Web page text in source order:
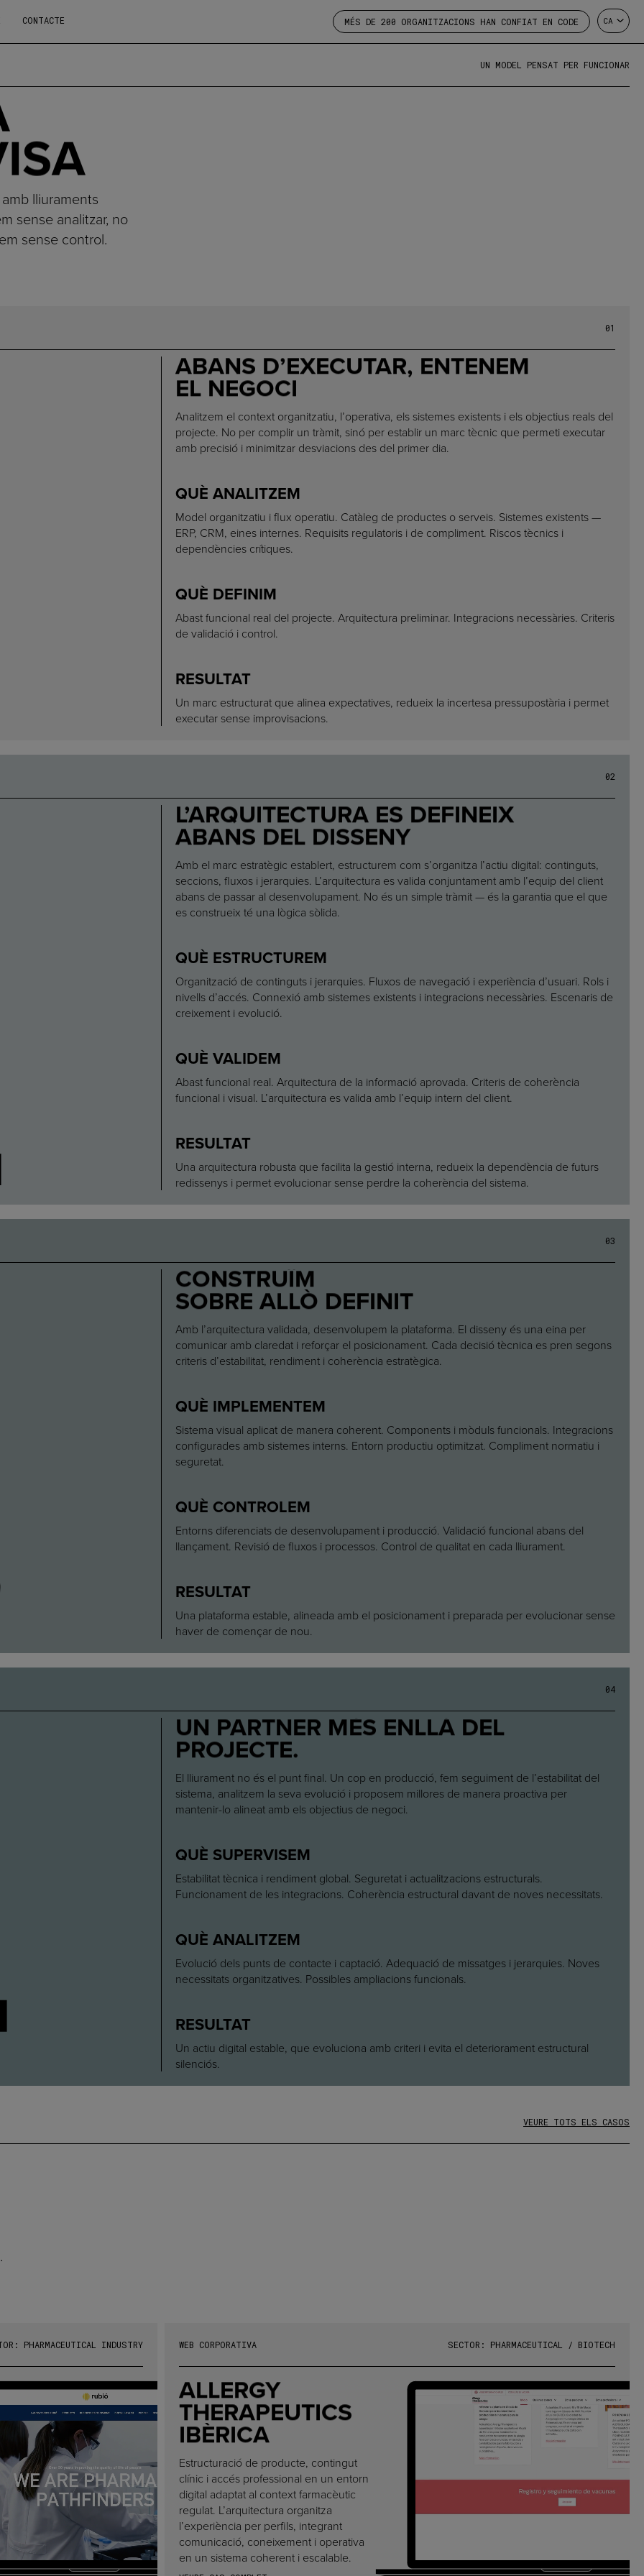
CONTACTE MÉS DE 200 ORGANITZACIONS HAN CONFIAT EN CODE CA
UN MODEL PENSAT PER FUNCIONAR
lliuraments
sense analitzar, no
sense control.
01
ABANS D’EXECUTAR, ENTENEM
EL NEGOCI
Analitzem el context organitzatiu, l’operativa, els sistemes existents i els objectius reals del
projecte. No per complir un tràmit, sinó per establir un marc tècnic que permeti executar
amb precisió i minimitzar desviacions des del primer dia.
QUÈ ANALITZEM
Model organitzatiu i flux operatiu. Catàleg de productes o serveis. Sistemes existents —
ERP, CRM, eines internes. Requisits regulatoris i de compliment. Riscos tècnics i
dependències crítiques.
QUÈ DEFINIM
Abast funcional real del projecte. Arquitectura preliminar. Integracions necessàries. Criteris
de validació i control.
RESULTAT
Un marc estructurat que alinea expectatives, redueix la incertesa pressupostària i permet
executar sense improvisacions.
02
L’ARQUITECTURA ES DEFINEIX
ABANS DEL DISSENY
Amb el marc estratègic establert, estructurem com s’organitza l’actiu digital: continguts,
seccions, fluxos i jerarquies. L’arquitectura es valida conjuntament amb l’equip del client
abans de passar al desenvolupament. No és un simple tràmit — és la garantia que el que
es construeix té una lògica sòlida.
QUÈ ESTRUCTUREM
Organització de continguts i jerarquies. Fluxos de navegació i experiència d’usuari. Rols i
nivells d’accés. Connexió amb sistemes existents i integracions necessàries. Escenaris de
creixement i evolució.
QUÈ VALIDEM
Abast funcional real. Arquitectura de la informació aprovada. Criteris de coherència
funcional i visual. L’arquitectura es valida amb l’equip intern del client.
RESULTAT
Una arquitectura robusta que facilita la gestió interna, redueix la dependència de futurs
redissenys i permet evolucionar sense perdre la coherència del sistema.
03
CONSTRUÏM
SOBRE ALLÒ DEFINIT
Amb l’arquitectura validada, desenvolupem la plataforma. El disseny és una eina per
comunicar amb claredat i reforçar el posicionament. Cada decisió tècnica es pren segons
criteris d’estabilitat, rendiment i coherència estratègica.
QUÈ IMPLEMENTEM
Sistema visual aplicat de manera coherent. Components i mòduls funcionals. Integracions
configurades amb sistemes interns. Entorn productiu optimitzat. Compliment normatiu i
seguretat.
QUÈ CONTROLEM
Entorns diferenciats de desenvolupament i producció. Validació funcional abans del
llançament. Revisió de fluxos i processos. Control de qualitat en cada lliurament.
RESULTAT
Una plataforma estable, alineada amb el posicionament i preparada per evolucionar sense
haver de començar de nou.
04
UN PARTNER MÉS ENLLÀ DEL
PROJECTE.
El lliurament no és el punt final. Un cop en producció, fem seguiment de l’estabilitat del
sistema, analitzem la seva evolució i proposem millores de manera proactiva per
mantenir-lo alineat amb els objectius de negoci.
QUÈ SUPERVISEM
Estabilitat tècnica i rendiment global. Seguretat i actualitzacions estructurals.
Funcionament de les integracions. Coherència estructural davant de noves necessitats.
QUÈ ANALITZEM
Evolució dels punts de contacte i captació. Adequació de missatges i jerarquies. Noves
necessitats organitzatives. Possibles ampliacions funcionals.
RESULTAT
Un actiu digital estable, que evoluciona amb criteri i evita el deteriorament estructural
silenciós.
VEURE TOTS ELS CASOS
OR : PHARMACEUTICAL INDUSTRY WEB CORPORATIVA SECTOR : PHARMACEUTICAL / BIOTECH
ALLERGY
THERAPEUTICS
IBÈRICA
Estructuració de producte, contingut
clínic i accés professional en un entorn
digital adaptat al context farmacèutic
regulat. L’arquitectura organitza
l’experiència per perfils, integrant
comunicació, coneixement i operativa
en un sistema coherent i escalable.